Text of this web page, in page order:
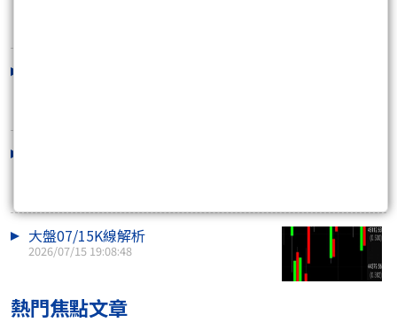
大盤07/15K線解析
2026/07/15 19:08:48
熱門焦點文章